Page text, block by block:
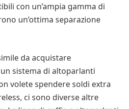
con un’ampia gamma di
un’ottima separazione
da acquistare
sistema di altoparlanti
volete spendere soldi extra
ci sono diverse altre